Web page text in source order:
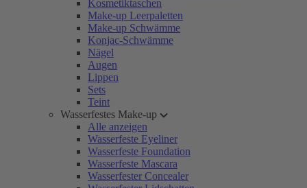
Kosmetiktaschen
Make-up Leerpaletten
Make-up Schwämme
Konjac-Schwämme
Nägel
Augen
Lippen
Sets
Teint
Wasserfestes Make-up
Alle anzeigen
Wasserfeste Eyeliner
Wasserfeste Foundation
Wasserfeste Mascara
Wasserfester Concealer